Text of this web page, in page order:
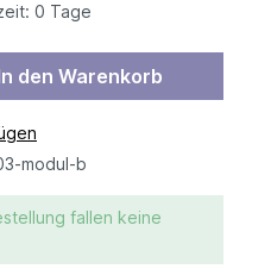
0 Tage
den Warenkorb
modul-b
fallen keine